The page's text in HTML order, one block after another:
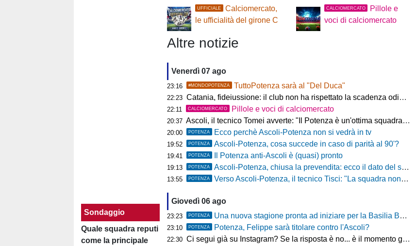
Sondaggio
Quale squadra reputi
come la principale
UFFICIALE
Calciomercato,
le ufficialità del girone C
CALCIOMERCATO
Pillole e
voci di calciomercato
Altre notizie
Venerdì 07 ago
23:16 #MONDOPOTENZA TuttoPotenza sarà al "Del Duca"
22:23 Catania, fideiussione: il club non ha rispettato la scadenza odierna
22:11 CALCIOMERCATO Pillole e voci di calciomercato
20:37 Ascoli, il tecnico Tomei avverte: "Il Potenza è un'ottima squadra, sarà un test probante"
20:00 POTENZA Ecco perchè Ascoli-Potenza non si vedrà in tv
19:52 POTENZA Ascoli-Potenza, cosa succede in caso di parità al 90'?
19:41 POTENZA Il Potenza anti-Ascoli è (quasi) pronto
19:13 POTENZA Ascoli-Potenza, chiusa la prevendita: ecco il dato del settore ospiti
13:55 POTENZA Verso Ascoli-Potenza, il tecnico Tisci: "La squadra non deve vivere questa sfida come una rivincita dei playoff, ai tifosi dico di godersi la trasferta"
Giovedì 06 ago
23:23 POTENZA Una nuova stagione pronta ad iniziare per la Basilia Basket Potenza
23:10 POTENZA Potenza, Felippe sarà titolare contro l'Ascoli?
22:30 Ci segui già su Instagram? Se la risposta è no... è il momento giusto per rimediare!